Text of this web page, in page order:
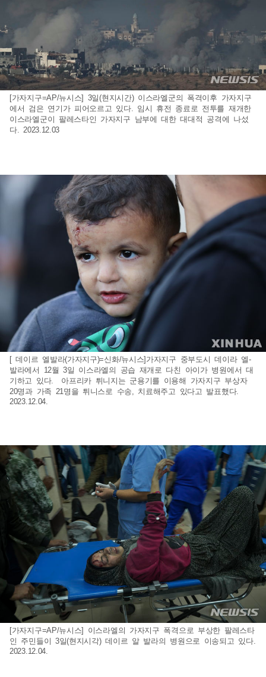
[가자지구=AP/뉴시스] 3일(현지시간) 이스라엘군의 폭격이후 가자지구
에서 검은 연기가 피어오르고 있다. 임시 휴전 종료로 전투를 재개한
이스라엘군이 팔레스타인 가자지구 남부에 대한 대대적 공격에 나섰
다. 2023.12.03
[ 데이르 엘발라(가자지구)=신화/뉴시스]가자지구 중부도시 데이라 엘-
발라에서 12월 3일 이스라엘의 공습 재개로 다친 아이가 병원에서 대
기하고 있다. 아프리카 튀니지는 군용기를 이용해 가자지구 부상자
20명과 가족 21명을 튀니스로 수송, 치료해주고 있다고 발표했다.
2023.12.04.
[가자지구=AP/뉴시스] 이스라엘의 가자지구 폭격으로 부상한 팔레스타
인 주민들이 3일(현지시각) 데이르 알 발라의 병원으로 이송되고 있다.
2023.12.04.